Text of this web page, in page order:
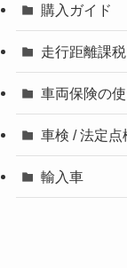
購入ガイド
走行距離課税
車両保険の
車検 / 法定点
輸入車